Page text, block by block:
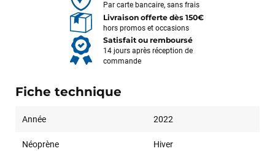
Par carte bancaire, sans frais
Livraison offerte dès 150€
hors promos et occasions
Satisfait ou remboursé
14 jours après réception de
commande
Fiche technique
Année 2022
Néoprène Hiver